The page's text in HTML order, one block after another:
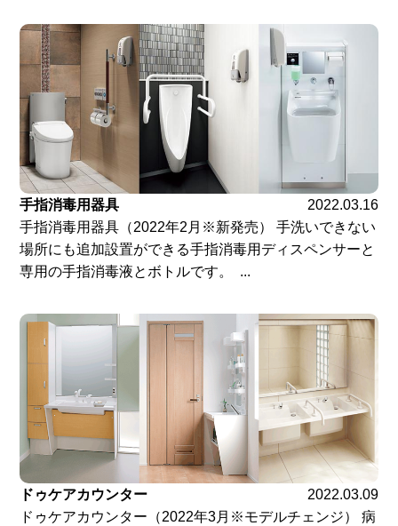
手指消毒用器具
2022.03.16
手指消毒用器具（2022年2月※新発売） 手洗いできない
場所にも追加設置ができる手指消毒用ディスペンサーと
専用の手指消毒液とボトルです。 ...
ドゥケアカウンター
2022.03.09
ドゥケアカウンター（2022年3月※モデルチェンジ） 病